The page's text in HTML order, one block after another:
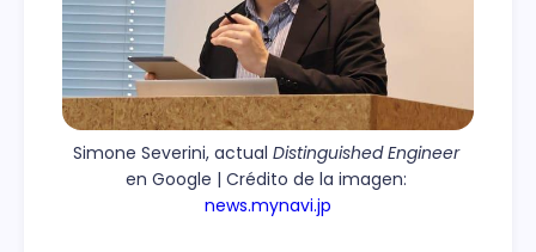
Simone Severini, actual Distinguished Engineer
news.mynavi.jp